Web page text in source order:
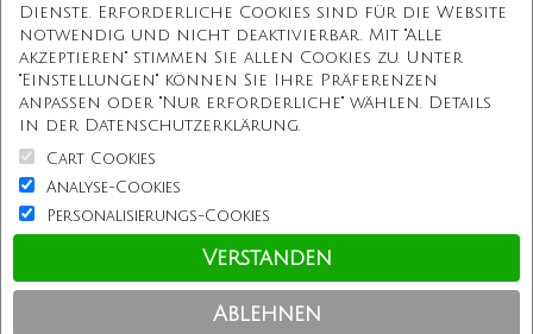
Kostenlose Gravur
Unbegrenzte Redesign
ÜBER UNS
Information
Kundenservice
Einkaufen bei uns
Dienste. Erforderliche Cookies sind für die Website
notwendig und nicht deaktivierbar. Mit "Alle
akzeptieren" stimmen Sie allen Cookies zu. Unter
"Einstellungen" können Sie Ihre Präferenzen
anpassen oder "Nur erforderliche" wählen. Details
in der Datenschutzerklärung.
Cart Cookies
Analyse-Cookies
Personalisierungs-Cookies
Verstanden
Ablehnen